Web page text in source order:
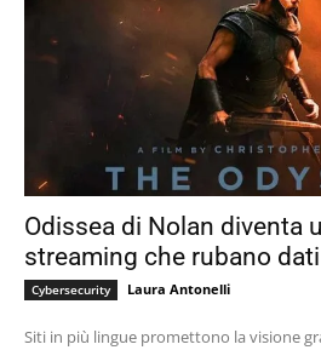
Odissea di Nolan diventa
streaming che rubano
Cybersecurity Laura Antonelli
Siti in più lingue promettono la visione